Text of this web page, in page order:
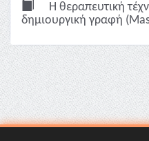
Η θεραπευτική
δημιουργική γραφή